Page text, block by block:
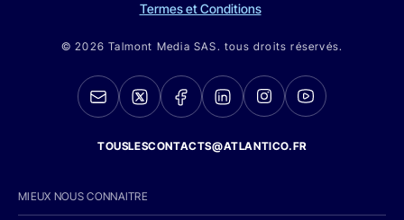
Termes et Conditions
© 2026 Talmont Media SAS. tous droits réservés.
TOUSLESCONTACTS@ATLANTICO.FR
MIEUX NOUS CONNAITRE